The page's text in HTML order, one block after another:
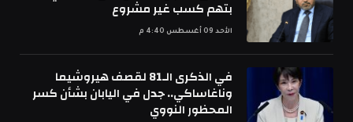
بتهم كسب غير مشروع
الأحد 09 أغسطس 4:40 م
في الذكرى الـ81 لقصف هيروشيما
وناغاساكي.. جدل في اليابان بشأن كسر
المحظور النووي